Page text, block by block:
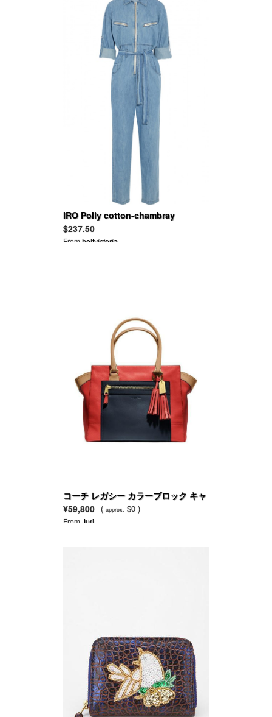
IRO Polly cotton-chambray
jumpsuit
$237.50
Fromholtvictoria
コーチ レガシー カラーブロック キャ
リーオール
¥59,800 ( approx. $0 )
From Juri